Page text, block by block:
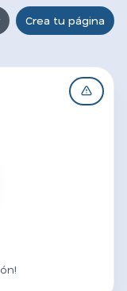
Crea tu página